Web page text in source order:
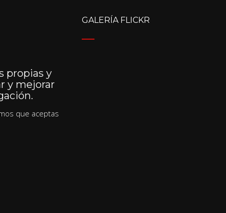
propias y
y mejorar
que aceptas
GALERÍA FLICKR